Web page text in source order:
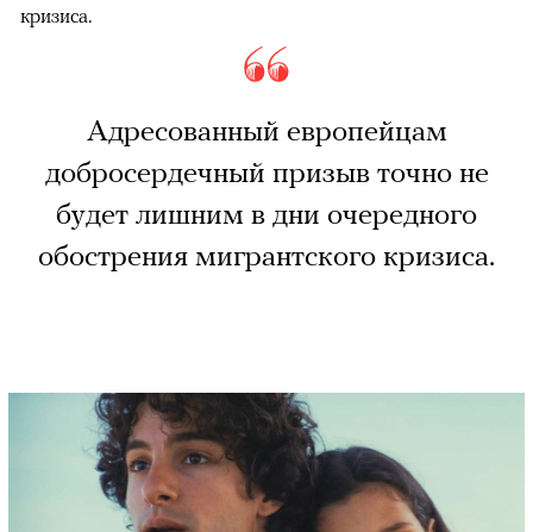
кризиса.
Адресованный европейцам
добросердечный призыв точно не
будет лишним в дни очередного
обострения мигрантского кризиса.